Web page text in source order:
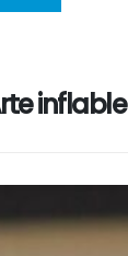
inflable